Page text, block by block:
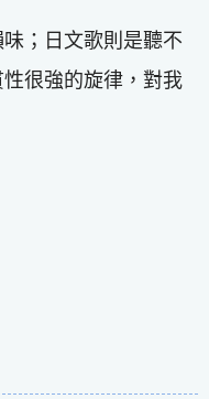
；日文歌則是聽不
很強的旋律，對我